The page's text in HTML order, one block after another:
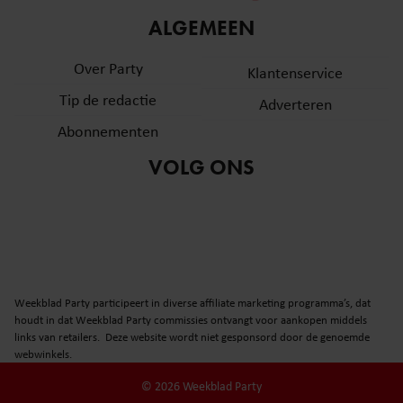
partners voor social media, adverteren en analyse. Deze
informatie die u aan ze heeft verstrekt of die ze hebben
verzameld op basis van uw gebruik van hun services. U
gebruiken.
ALGEMEEN
Over Party
Tip de redactie
Abonnementen
Klantenservice
Adverteren
VOLG ONS
Weekblad Party participeert in diverse affiliate marketing programma’s, dat
houdt in dat Weekblad Party commissies ontvangt voor aankopen middels
links van retailers. Deze website wordt niet gesponsord door de genoemde
webwinkels.
© 2026 Weekblad Party